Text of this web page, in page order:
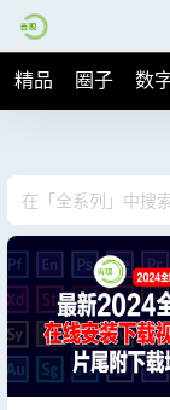
精品 圈子 数